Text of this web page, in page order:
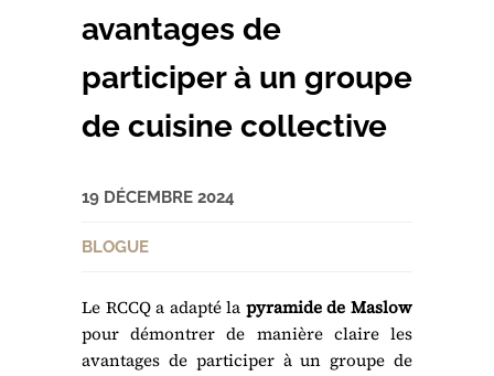
avantages de
participer à un groupe
de cuisine collective
19 DÉCEMBRE 2024
BLOGUE
Le RCCQ a adapté la pyramide de Maslow
pour démontrer de manière claire les
avantages de participer à un groupe de